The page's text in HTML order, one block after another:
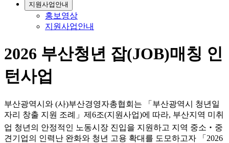
지원사업안내
홍보영상
지원사업안내
2026 부산청년 잡(JOB)매칭 인
턴사업
부산광역시와 (사)부산경영자총협회는 「부산광역시 청년일
자리 창출 지원 조례」제6조(지원사업)에 따라, 부산지역 미취
업 청년의 안정적인 노동시장 진입을 지원하고 지역 중소‧중
견기업의 인력난 완화와 청년 고용 확대를 도모하고자 「2026